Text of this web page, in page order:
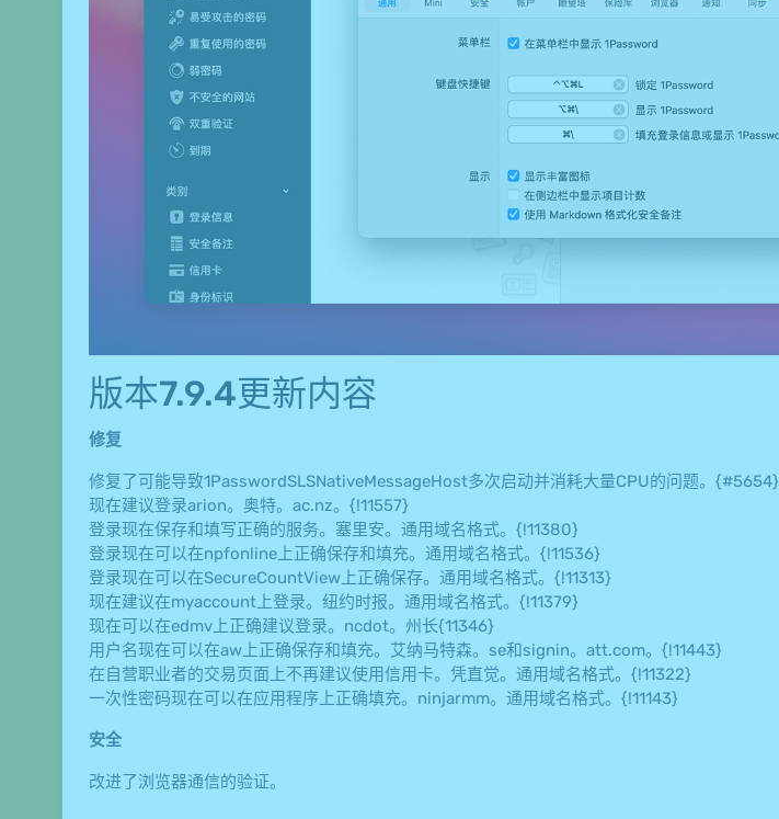
版本7.9.4更新内容
修复
修复了可能导致1PasswordSLSNativeMessageHost多次启动并消耗大量CPU的问题。{#5654}
现在建议登录arion。奥特。ac.nz。{!11557}
登录现在保存和填写正确的服务。塞里安。通用域名格式。{!11380}
登录现在可以在npfonline上正确保存和填充。通用域名格式。{!11536}
登录现在可以在SecureCountView上正确保存。通用域名格式。{!11313}
现在建议在myaccount上登录。纽约时报。通用域名格式。{!11379}
现在可以在edmv上正确建议登录。ncdot。州长{11346}
用户名现在可以在aw上正确保存和填充。艾纳马特森。se和signin。att.com。{!11443}
在自营职业者的交易页面上不再建议使用信用卡。凭直觉。通用域名格式。{!11322}
一次性密码现在可以在应用程序上正确填充。ninjarmm。通用域名格式。{!11143}
安全
改进了浏览器通信的验证。